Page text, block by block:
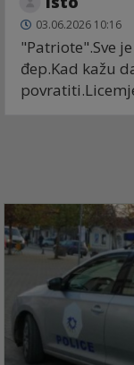
03.06.2026 10:16
"Patriote".Sve
đep.Kad kažu